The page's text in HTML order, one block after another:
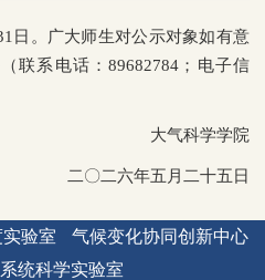
日。广大师生对公示对象如有意
联系电话：89682784；电子信
大气科学学院
二〇二六年五月二十五日
验室
气候变化协同创新中心
统科学实验室